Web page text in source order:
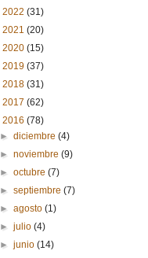
2022 (31)
2021 (20)
2020 (15)
2019 (37)
2018 (31)
2017 (62)
2016 (78)
►diciembre(4)
►noviembre(9)
►octubre(7)
►septiembre(7)
►agosto(1)
►julio(4)
►junio(14)